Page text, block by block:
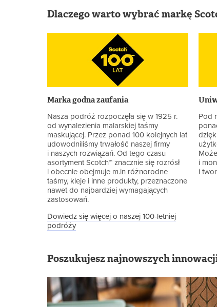
Dlaczego warto wybrać markę
Marka godna zaufania
Nasza podróż rozpoczęła się w 1925 r.
od wynalezienia malarskiej taśmy
maskującej. Przez ponad 100 kolejnych lat
udowodniliśmy trwałość naszej firmy
i naszych rozwiązań. Od tego czasu
asortyment Scotch™ znacznie się rozrósł
i obecnie obejmuje m.in różnorodne
taśmy, kleje i inne produkty, przeznaczone
nawet do najbardziej wymagających
zastosowań.
Dowiedz się więcej o naszej 100-letniej
podróży
Pod
i
i
Poszukujesz najnowszych